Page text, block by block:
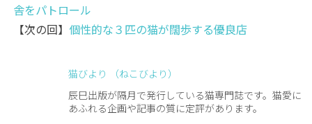
舎をパトロール
【次の回】 個性的な３匹の猫が闊歩する優良店
猫びより （ねこびより）
辰巳出版が隔月で発行している猫専門誌です。猫愛に
あふれる企画や記事の質に定評があります。